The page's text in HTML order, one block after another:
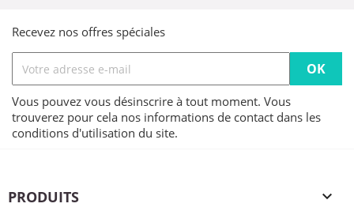
Recevez nos offres spéciales
Vous pouvez vous désinscrire à tout moment. Vous
trouverez pour cela nos informations de contact dans les
conditions d'utilisation du site.
PRODUITS 